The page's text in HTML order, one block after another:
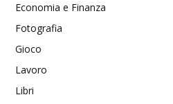
Economia e Finanza
Fotografia
Gioco
Lavoro
Libri